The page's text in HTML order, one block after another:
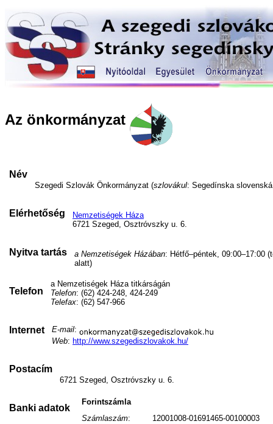
Az önkormányzat
Név
Szegedi Szlovák Önkormányzat (szlovákul: Segedínska
Elérhetőség
Nemzetiségek Háza
6721 Szeged, Osztróvszky u. 6.
Nyitva tartás a Nemzetiségek Házában: Hétfő–péntek, 09:00–17:00
alatt)
Telefon
a Nemzetiségek Háza titkárságán
Telefon: (62) 424-248, 424-249
Telefax: (62) 547-966
Internet E-mail:
Web: http://www.szegediszlovakok.hu/
Postacím
6721 Szeged, Osztróvszky u. 6.
Banki adatok
Forintszámla
Számlaszám:
12001008-01691465-00100003